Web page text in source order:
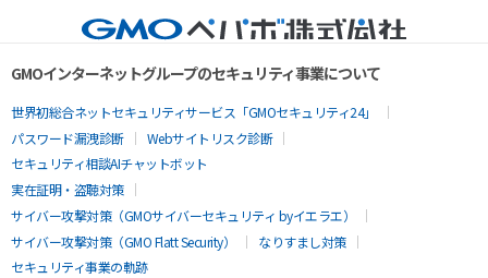
GMOインターネットグループのセキュリティ事業について
世界初総合ネットセキュリティサービス「GMOセキュリティ24」
パスワード漏洩診断
Webサイトリスク診断
セキュリティ相談AIチャットボット
実在証明・盗聴対策
サイバー攻撃対策（GMOサイバーセキュリティ byイエラエ）
サイバー攻撃対策（GMO Flatt Security）
なりすまし対策
セキュリティ事業の軌跡